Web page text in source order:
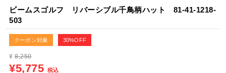
ビームスゴルフ リバーシブル千鳥柄ハット 81-41-1218-
503
クーポン対象 30%OFF
¥ 8,250
¥5,775 税込